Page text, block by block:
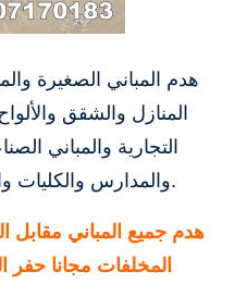
هدم المباني الصغيرة
المنازل والشقق
التجارية والمباني
والمدارس والكليات والجامعات هدم المباني.
هدم جميع المباني مقابل
المخلفات مجانا حفر